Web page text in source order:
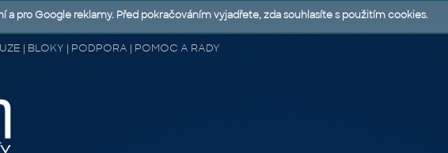
| BLOKY | PODPORA | POMOC A RADY
pro Google reklamy. Před pokračováním vyjadřete, zda souhlasíte s použitím cookies.